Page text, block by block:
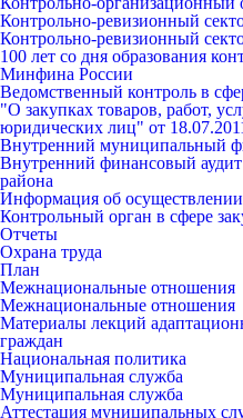
Контрольно-ревизионный
Контрольно-ревизионный
100 лет со дня образования
Минфина России
Ведомственный контроль в
"О закупках товаров, работ,
юридических лиц" от
Внутренний муниципальный
Внутренний финансовый
района
Информация об
Контрольный орган в сфере
Отчеты
Охрана труда
План
Межнациональные отношения
Межнациональные отношения
Материалы лекций
граждан
Национальная политика
Муниципальная служба
Муниципальная служба
Аттестация муниципальных